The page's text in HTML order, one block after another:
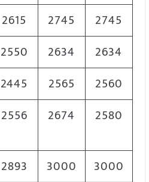
2615 2745
2745
2550 2634
2634
2445 2565
2560
2556 2674 2580
2893 3000
3000